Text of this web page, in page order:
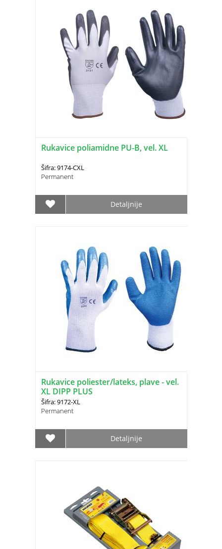
Rukavice poliamidne PU-B, vel. XL
Šifra: 9174-CXL
Permanent
Detaljnije
Rukavice poliester/lateks, plave - vel.
XL DIPP PLUS
Šifra: 9172-XL
Permanent
Detaljnije